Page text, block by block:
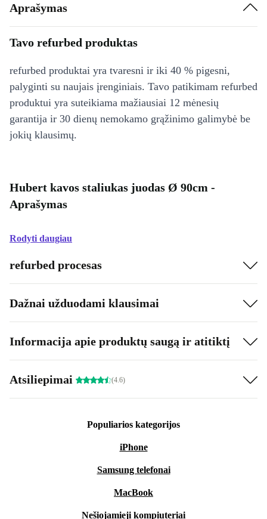
Aprašymas
Tavo refurbed produktas
refurbed produktai yra tvaresni ir iki 40 % pigesni,
palyginti su naujais įrenginiais. Tavo patikimam refurbed
produktui yra suteikiama mažiausiai 12 mėnesių
garantija ir 30 dienų nemokamo grąžinimo galimybė be
jokių klausimų.
Hubert kavos staliukas juodas Ø 90cm -
Aprašymas
Rodyti daugiau
refurbed procesas
Dažnai užduodami klausimai
Informacija apie produktų saugą ir atitiktį
Atsiliepimai (4.6)
Populiarios kategorijos
iPhone
Samsung telefonai
MacBook
Nešiojamieji kompiuteriai